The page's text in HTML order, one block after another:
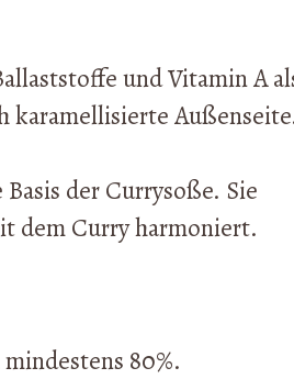
und Vitamin A
karamellisierte
der Currysoße. Sie
dem Curry harmoniert.
80%.